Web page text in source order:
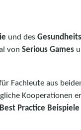
und des
von Serious Games
Fachleute aus
Kooperationen
Best Practice Beispiele